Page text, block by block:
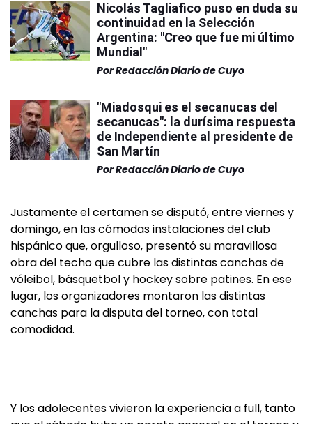
Nicolás Tagliafico puso en duda su
continuidad en la Selección
Argentina: "Creo que fue mi último
Mundial"
PorRedacción Diario de Cuyo
"Miadosqui es el secanucas del
secanucas": la durísima respuesta
de Independiente al presidente de
San Martín
PorRedacción Diario de Cuyo
Justamente el certamen se disputó, entre viernes y
domingo, en las cómodas instalaciones del club
hispánico que, orgulloso, presentó su maravillosa
obra del techo que cubre las distintas canchas de
vóleibol, básquetbol y hockey sobre patines. En ese
lugar, los organizadores montaron las distintas
canchas para la disputa del torneo, con total
comodidad.
Y los adolecentes vivieron la experiencia a full, tanto